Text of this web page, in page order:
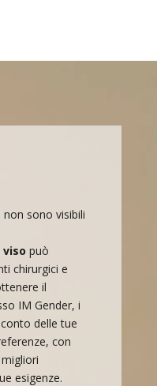
sono visibili
può
chirurgici e
il
IM Gender, i
delle tue
con
esigenze.